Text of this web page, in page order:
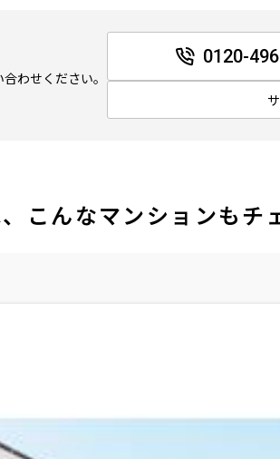
わせください。
0120-
こんなマンションもチ